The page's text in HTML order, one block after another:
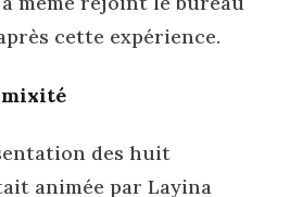
cette expérience.
des huit
animée par Layina